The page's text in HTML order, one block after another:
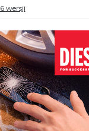
6 wersji